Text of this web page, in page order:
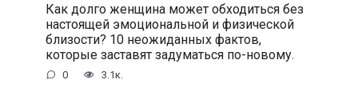
Как долго женщина может обходиться без
настоящей эмоциональной и физической
близости? 10 неожиданных фактов,
которые заставят задуматься по-новому.
0 3.1к.